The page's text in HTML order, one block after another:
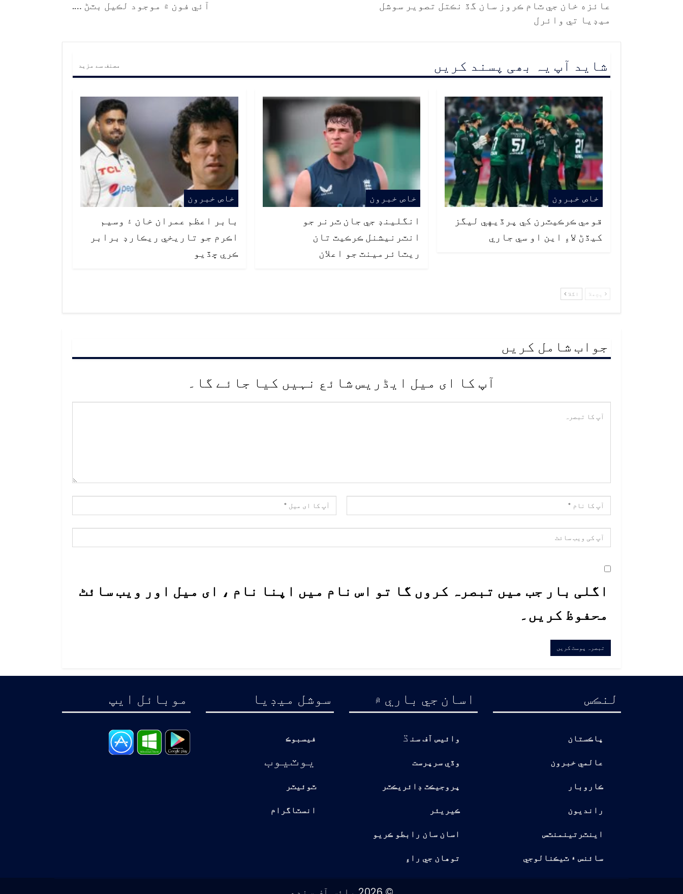
عائزه خان جي ٽام ڪروز سان گڏ نڪتل تصوير سوشل
ميڊيا تي وائرل
آئي فون ۾ موجود لڪيل بٽڻ ….
شاید آپ یہ بھی پسند کریں مصنف سے مزید
خاص خبرون
قومي ڪرڪيٽرن کي پرڏيهي ليگز
کيڏڻ لاءِ اين او سي جاري
خاص خبرون
انگلينڊ جي جان ٽرنر جو
انٽرنيشنل ڪرڪيٽ تان
ريٽائرمينٽ جو اعلان
خاص خبرون
بابر اعظم عمران خان ۽ وسيم
اڪرم جو تاريخي ريڪارڊ برابر
ڪري ڇڏيو
پچھلا اگلا
جواب شامل کریں
آپ کا ای میل ایڈریس شائع نہیں کیا جائے گا۔
اگلی بار جب میں تبصرہ کروں گا تو اس نام میں اپنا نام ، ای میل اور ویب سائٹ
محفوظ کریں۔
لنڪس
پاڪستان
عالمي خبرون
ڪاروبار
رانديون
اينٽرتينمنٽس
سائنس ۽ ٽيڪنالوجي
اسان جي باري ۾
وائيس آف سن ڌ
وڏي سرپرست
پروجيڪٽ ڊائريڪٽر
ڪيريئر
اسان سان رابطو ڪريو
توهان جي راءِ
سوشل ميڊيا
فيسبوڪ
يوٽيوب
ٽوئيٽر
انسٽاگرام
موبائل ايپ